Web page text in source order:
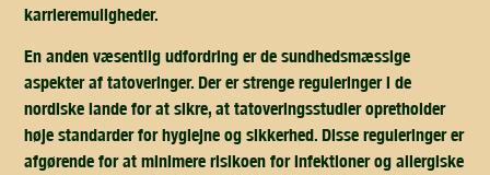
karrieremuligheder.
En anden væsentlig udfordring er de sundhedsmæssige
aspekter af tatoveringer. Der er strenge reguleringer i de
nordiske lande for at sikre, at tatoveringsstudier opretholder
høje standarder for hygiejne og sikkerhed. Disse reguleringer er
afgørende for at minimere risikoen for infektioner og allergiske